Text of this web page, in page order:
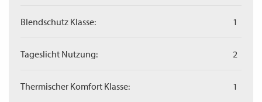
Blendschutz Klasse: 1
Tageslicht Nutzung: 2
Thermischer Komfort Klasse: 1